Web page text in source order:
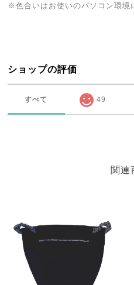
※色合いはお使いのパソコン環境
ショップの評価
すべて 49
関連